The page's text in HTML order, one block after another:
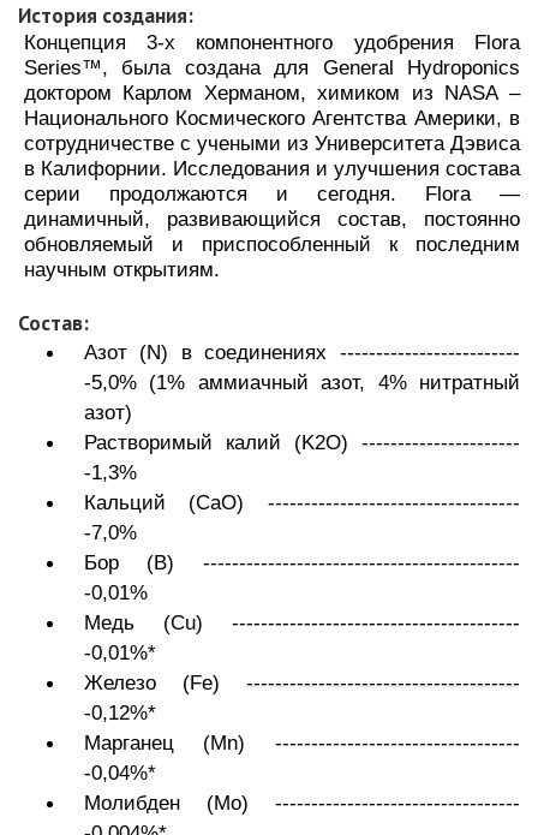
История создания:
Концепция 3-х компонентного удобрения Flora
Series™, была создана для General Hydroponics
доктором Карлом Херманом, химиком из NASA –
Национального Космического Агентства Америки, в
сотрудничестве с учеными из Университета Дэвиса
в Калифорнии. Исследования и улучшения состава
серии продолжаются и сегодня. Flora —
динамичный, развивающийся состав, постоянно
обновляемый и приспособленный к последним
научным открытиям.
Состав:
Азот (N) в соединениях -------------------------
-5,0% (1% аммиачный азот, 4% нитратный
азот)
Растворимый калий (K2O) ----------------------
-1,3%
Кальций (CaO) -----------------------------------
-7,0%
Бор (В) --------------------------------------------
-0,01%
Медь (Cu) ----------------------------------------
-0,01%*
Железо (Fe) --------------------------------------
-0,12%*
Марганец (Mn) ----------------------------------
-0,04%*
Молибден (Mo) ----------------------------------